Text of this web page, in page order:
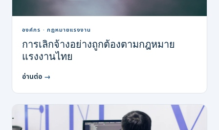
องค์กร · กฎหมายแรงงาน
การเลิกจ้างอย่างถูกต้องตามกฎหมาย
แรงงานไทย
อ่านต่อ →